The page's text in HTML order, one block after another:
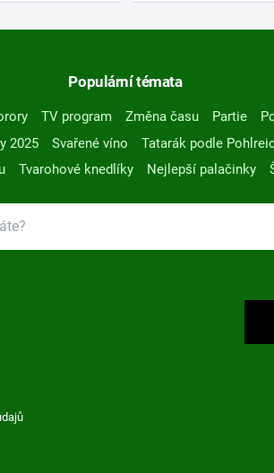
Populární témata
TV program Změna času Partie
2025 Svařené víno Tatarák podle
Tvarohové knedlíky Nejlepší palačinky